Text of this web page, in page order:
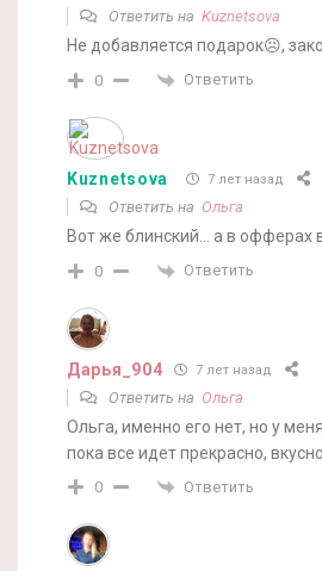
Ответить на Kuznetsova
Не добавляется подарок☹️,
0 Ответить
Kuznetsova 7 лет назад
Ответить на Ольга
Вот же блинский… а в офферах
0 Ответить
Дарья_904 7 лет назад
Ответить на Ольга
Ольга, именно его нет, но у
пока все идет прекрасно,
0 Ответить